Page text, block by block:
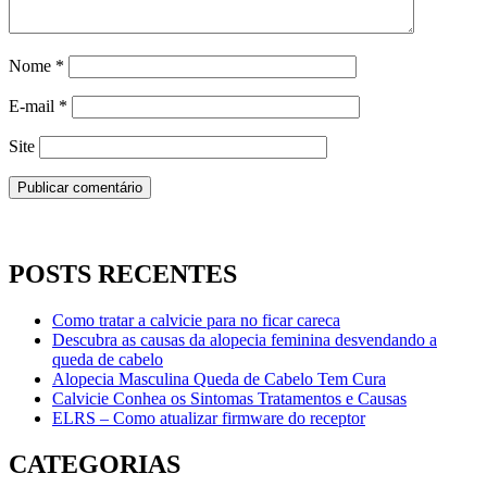
Nome *
E-mail *
Site
POSTS RECENTES
Como tratar a calvicie para no ficar careca
Descubra as causas da alopecia feminina desvendando a
queda de cabelo
Alopecia Masculina Queda de Cabelo Tem Cura
Calvicie Conhea os Sintomas Tratamentos e Causas
ELRS – Como atualizar firmware do receptor
CATEGORIAS